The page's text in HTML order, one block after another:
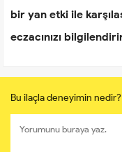
bir yan etki ile
eczacınızı
Bu ilaçla deneyimin nedir?